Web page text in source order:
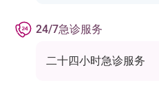
24/7急诊服务
二十四小时急诊服务